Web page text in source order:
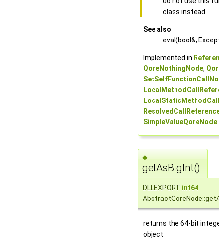
class instead
See also
eval(bool&,
Implemented in
QoreNothingNode,
SimpleValueQoreNode
◆
getAsBigInt()
DLLEXPORT int64
returns the 64-bit
object